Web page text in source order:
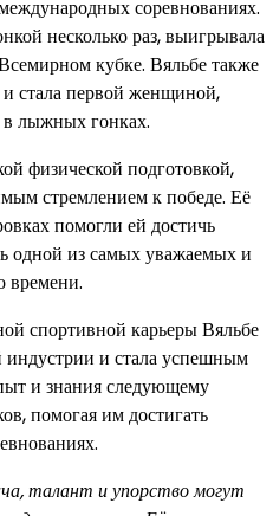
соревнованиях.
несколько раз, выигрывала
кубке. Вяльбе также
и стала первой женщиной,
в лыжных гонках.
физической подготовкой,
стремлением к победе. Её
помогли ей достичь
одной из самых уважаемых и
времени.
спортивной карьеры Вяльбе
и стала успешным
и знания следующему
помогая им достигать
талант и упорство могут